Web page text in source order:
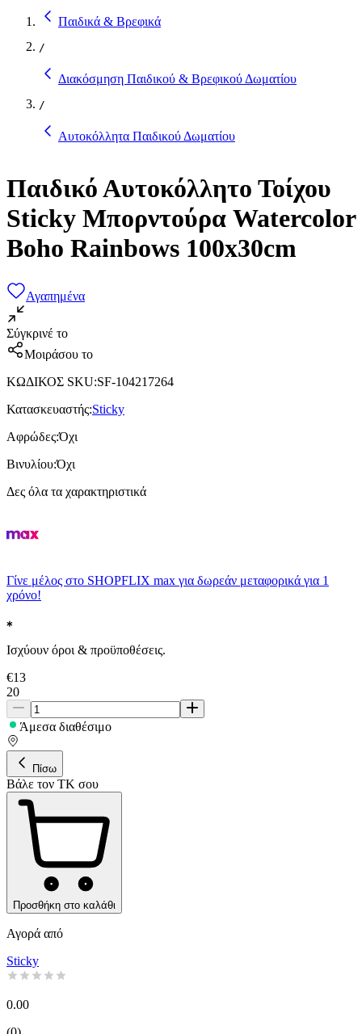
Παιδικά & Βρεφικά
/
Διακόσμηση Παιδικού & Βρεφικού Δωματίου
/
Αυτοκόλλητα Παιδικού Δωματίου
Παιδικό Αυτοκόλλητο Τοίχου
Sticky Μπορντούρα Watercolor
Boho Rainbows 100x30cm
Αγαπημένα
Σύγκρινέ το
Μοιράσου το
ΚΩΔΙΚΟΣ SKU:SF-104217264
Κατασκευαστής:Sticky
Αφρώδες:Όχι
Βινυλίου:Όχι
Δες όλα τα χαρακτηριστικά
Γίνε μέλος στο SHOPFLIX max για δωρεάν μεταφορικά για 1
χρόνο!
Ισχύουν όροι & προϋποθέσεις.
€13
20
Άμεσα διαθέσιμο
Πίσω
Βάλε τον ΤΚ σου
Προσθήκη στο καλάθι
Αγορά από
Sticky
0.00